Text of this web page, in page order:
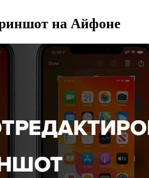
на Айфоне